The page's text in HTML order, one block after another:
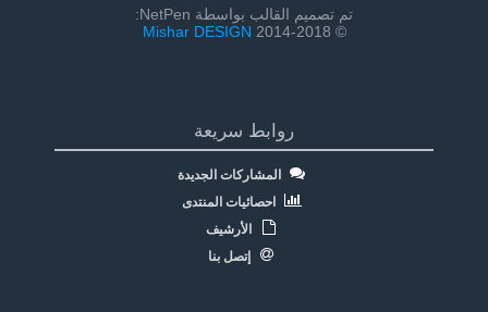
تم تصميم القالب بواسطة NetPen:
© 2014-2018
Mishar DESIGN
روابط سريعة
المشاركات الجديدة
احصائيات المنتدى
الأرشيف
إتصل بنا